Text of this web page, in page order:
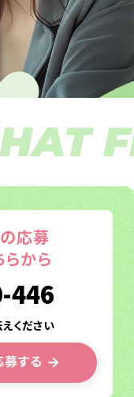
応募
から
446
ください
募する →